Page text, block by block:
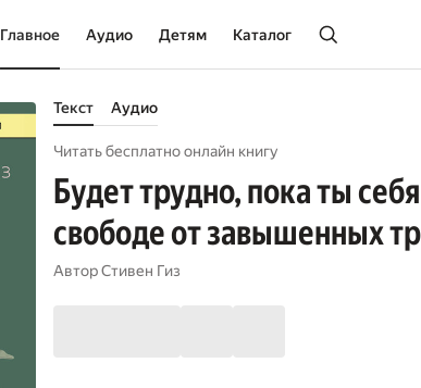
Главное Аудио Детям Каталог
Текст Аудио
Читать бесплатно онлайн книгу
Будет трудно, пока ты
свободе от завышенных
АвторСтивен Гиз